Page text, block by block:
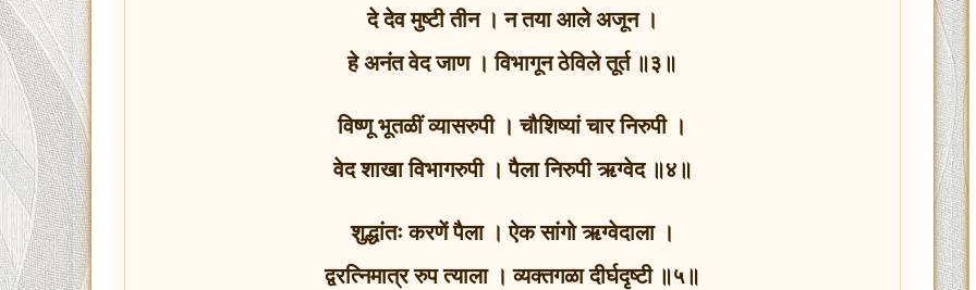
दे देव मुष्टी तीन । न तया आले अजून ।
हे अनंत वेद जाण । विभागून ठेविले तूर्त ॥३॥
विष्णू भूतळीं व्यासरुपी । चौशिष्यां चार निरुपी ।
वेद शाखा विभागरुपी । पैला निरुपी ऋग्वेद ॥४॥
शुद्धांतः करणें पैला । ऐक सांगो ऋग्वेदाला ।
द्वरत्‍निमात्र रुप त्याला । व्यक्तगळा दीर्घदृष्टी ॥५॥